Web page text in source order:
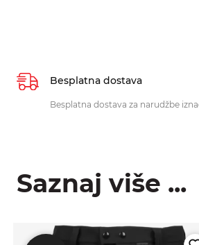
Besplatna dostava
Besplatna dostava za narudžbe
Saznaj više ...